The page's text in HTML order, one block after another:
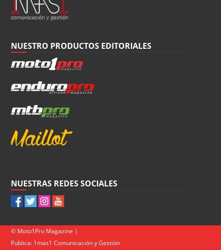
NUESTRO PRODUCTOS EDITORIALES
NUESTRAS REDES SOCIALES
© Moto1Pro Magazine |
Publica: 1mas1 Comunicación y Gestión